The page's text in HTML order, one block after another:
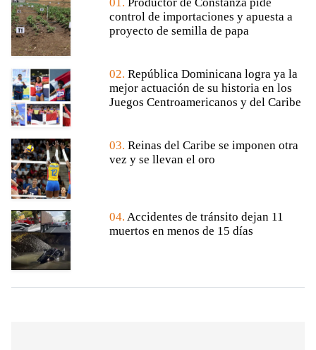
control de importaciones y apuesta a
proyecto de semilla de papa
02. República Dominicana logra ya la
mejor actuación de su historia en los
Juegos Centroamericanos y del Caribe
03. Reinas del Caribe se imponen otra
vez y se llevan el oro
04. Accidentes de tránsito dejan 11
muertos en menos de 15 días